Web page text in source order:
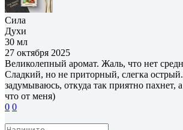
Сила
Духи
30 мл
27 октября 2025
Великолепный аромат. Жаль, что нет
Сладкий, но не приторный, слегка
задумываюсь, откуда так приятно пахнет,
что от меня)
0 0